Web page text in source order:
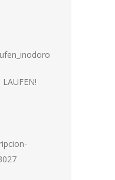
LAUFEN!